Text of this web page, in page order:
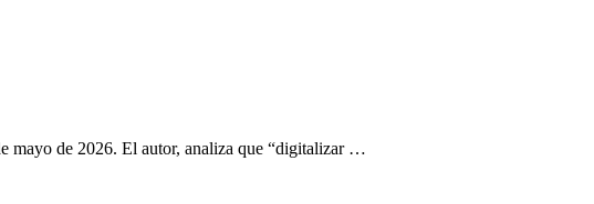
mayo de 2026. El autor, analiza que “digitalizar …